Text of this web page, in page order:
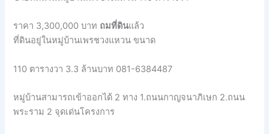
ราคา 3,300,000 บาท ถมที่ดินแล้ว
ที่ดินอยู่ในหมู่บ้านเพรชวงแหวน ขนาด
110 ตารางวา 3.3 ล้านบาท 081-6384487
หมู่บ้านสามารถเข้าออกได้ 2 ทาง 1.ถนนกาญจนาภิเษก 2.ถนน
พระราม 2 จุดเด่นโครงการ